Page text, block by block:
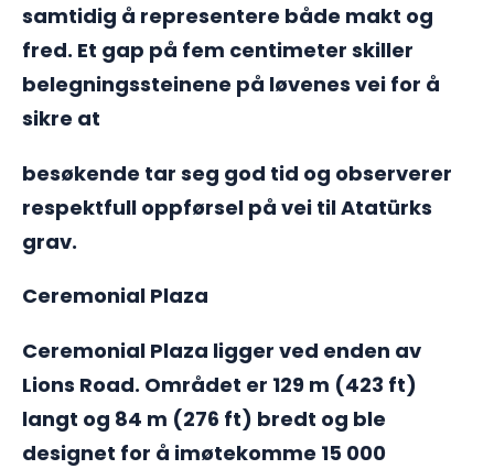
samtidig å representere både makt og
fred. Et gap på fem centimeter skiller
belegningssteinene på løvenes vei for å
sikre at
besøkende tar seg god tid og observerer
respektfull oppførsel på vei til Atatürks
grav.
Ceremonial Plaza
Ceremonial Plaza ligger ved enden av
Lions Road. Området er 129 m (423 ft)
langt og 84 m (276 ft) bredt og ble
designet for å imøtekomme 15 000